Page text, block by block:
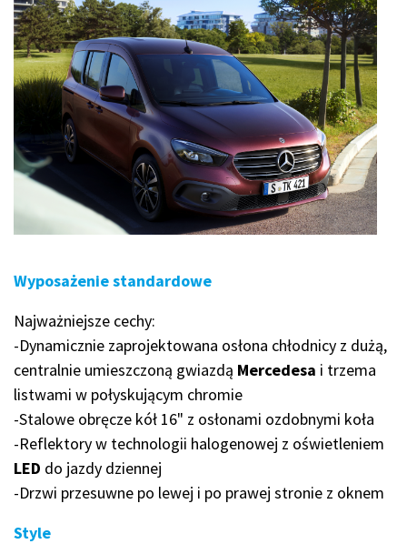
Wyposażenie standardowe
Najważniejsze cechy:
-Dynamicznie zaprojektowana osłona chłodnicy z dużą,
centralnie umieszczoną gwiazdą Mercedesa i trzema
listwami w połyskującym chromie
-Stalowe obręcze kół 16" z osłonami ozdobnymi koła
-Reflektory w technologii halogenowej z oświetleniem
LED do jazdy dziennej
-Drzwi przesuwne po lewej i po prawej stronie z oknem
Style